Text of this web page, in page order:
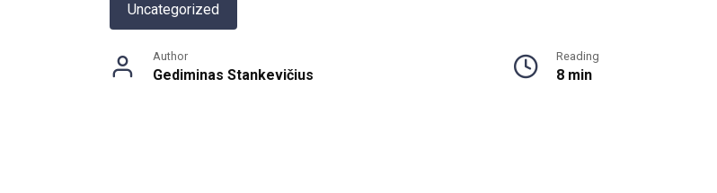
Uncategorized
Author
Gediminas Stankevičius
Reading
8 min